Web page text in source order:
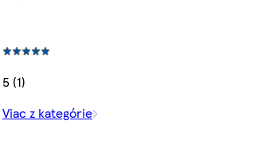
5 (1)
Viac z kategórie